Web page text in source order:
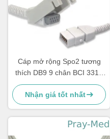
Cáp mở rộng Spo2 tương
thích DB9 9 chân BCI 3311
Smiths Medical
Nhận giá tốt nhất